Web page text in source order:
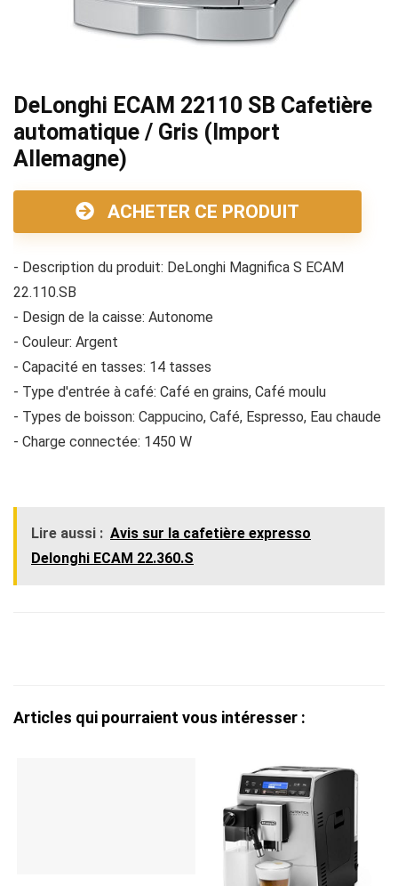
DeLonghi ECAM 22110 SB Cafetière
automatique / Gris (Import
Allemagne)
ACHETER CE PRODUIT
- Description du produit: DeLonghi Magnifica S ECAM
22.110.SB
- Design de la caisse: Autonome
- Couleur: Argent
- Capacité en tasses: 14 tasses
- Type d'entrée à café: Café en grains, Café moulu
- Types de boisson: Cappucino, Café, Espresso, Eau chaude
- Charge connectée: 1450 W
Lire aussi : Avis sur la cafetière expresso
Delonghi ECAM 22.360.S
Articles qui pourraient vous intéresser :